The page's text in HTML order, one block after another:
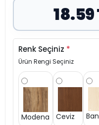
18.59
Renk Seçiniz *
Ürün Rengi Seçiniz
Modena Ceviz